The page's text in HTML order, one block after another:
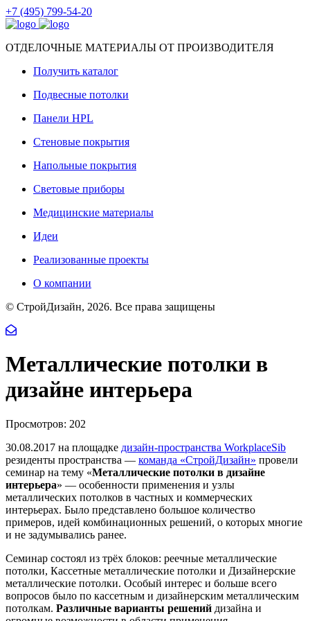
+7 (495) 799-54-20
ОТДЕЛОЧНЫЕ МАТЕРИАЛЫ ОТ ПРОИЗВОДИТЕЛЯ
Получить каталог
Подвесные потолки
Панели HPL
Стеновые покрытия
Напольные покрытия
Световые приборы
Медицинские материалы
Идеи
Реализованные проекты
О компании
© СтройДизайн, 2026. Все права защищены
Металлические потолки в
дизайне интерьера
Просмотров: 202
30.08.2017 на площадке дизайн-пространства WorkplaceSib
резиденты пространства — команда «СтройДизайн» провели
семинар на тему «Металлические потолки в дизайне
интерьера» — особенности применения и узлы
металлических потолков в частных и коммерческих
интерьерах. Было представлено большое количество
примеров, идей комбинационных решений, о которых многие
и не задумывались ранее.
Семинар состоял из трёх блоков: реечные металлические
потолки, Кассетные металлические потолки и Дизайнерские
металлические потолки. Особый интерес и больше всего
вопросов было по кассетным и дизайнерским металлическим
потолкам. Различные варианты решений дизайна и